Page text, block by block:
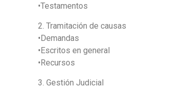
•Testamentos
2. Tramitación de causas
•Demandas
•Escritos en general
•Recursos
3. Gestión Judicial